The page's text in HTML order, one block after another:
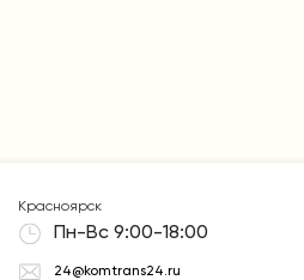
Красноярск
Пн-Вс 9:00-18:00
24@komtrans24.ru